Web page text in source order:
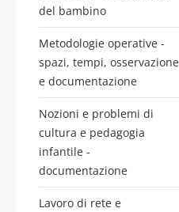
del bambino
Metodologie operative -
spazi, tempi, osservazione
e documentazione
Nozioni e problemi di
cultura e pedagogia
infantile -
documentazione
Lavoro di rete e